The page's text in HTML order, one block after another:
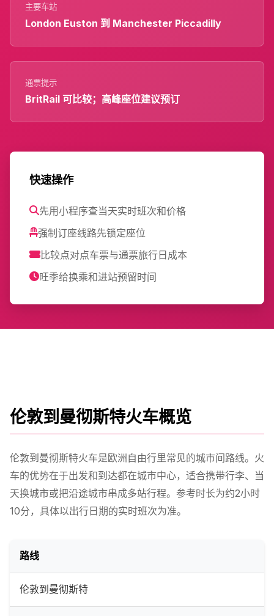
主要车站
London Euston 到 Manchester Piccadilly
通票提示
BritRail 可比较；高峰座位建议预订
快速操作
先用小程序查当天实时班次和价格
强制订座线路先锁定座位
比较点对点车票与通票旅行日成本
旺季给换乘和进站预留时间
伦敦到曼彻斯特火车概览
伦敦到曼彻斯特火车是欧洲自由行里常见的城市间路线。火
车的优势在于出发和到达都在城市中心，适合携带行李、当
天换城市或把沿途城市串成多站行程。参考时长为约2小时
10分，具体以出行日期的实时班次为准。
路线
伦敦到曼彻斯特